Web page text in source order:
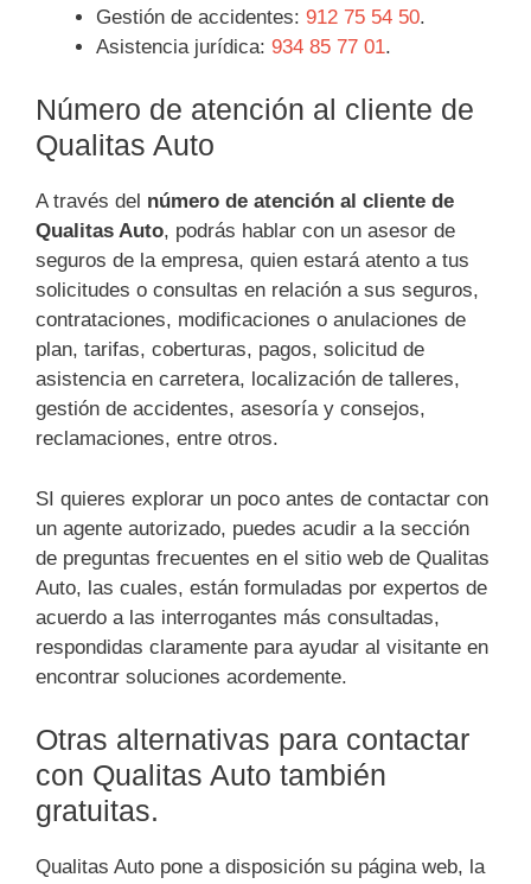
Gestión de accidentes: 912 75 54 50.
Asistencia jurídica: 934 85 77 01.
Número de atención al cliente de
Qualitas Auto
A través del número de atención al cliente de
Qualitas Auto, podrás hablar con un asesor de
seguros de la empresa, quien estará atento a tus
solicitudes o consultas en relación a sus seguros,
contrataciones, modificaciones o anulaciones de
plan, tarifas, coberturas, pagos, solicitud de
asistencia en carretera, localización de talleres,
gestión de accidentes, asesoría y consejos,
reclamaciones, entre otros.
SI quieres explorar un poco antes de contactar con
un agente autorizado, puedes acudir a la sección
de preguntas frecuentes en el sitio web de Qualitas
Auto, las cuales, están formuladas por expertos de
acuerdo a las interrogantes más consultadas,
respondidas claramente para ayudar al visitante en
encontrar soluciones acordemente.
Otras alternativas para contactar
con Qualitas Auto también
gratuitas.
Qualitas Auto pone a disposición su página web, la